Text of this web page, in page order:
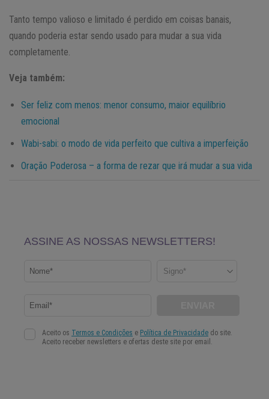
Tanto tempo valioso e limitado é perdido em coisas banais,
quando poderia estar sendo usado para mudar a sua vida
completamente.
Veja também:
Ser feliz com menos: menor consumo, maior equilíbrio
emocional
Wabi-sabi: o modo de vida perfeito que cultiva a imperfeição
Oração Poderosa – a forma de rezar que irá mudar a sua vida